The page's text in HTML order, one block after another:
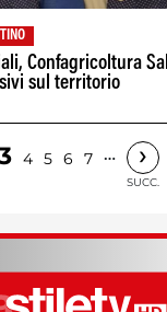
Confagricoltura
sul territorio
4 5 6 7 … ›
SUCC.